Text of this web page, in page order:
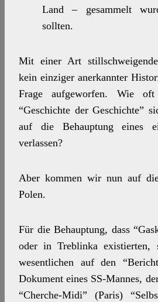
Land – gesammelt
sollten.
Mit einer Art
kein einziger anerkannter
Frage aufgeworfen. Wie
“Geschichte der Geschichte”
auf die Behauptung eines
verlassen?
Aber kommen wir nun auf
Polen.
Für die Behauptung, dass
oder in Treblinka
wesentlichen auf den
Dokument eines SS-Mannes,
“Cherche-Midi” (Paris)